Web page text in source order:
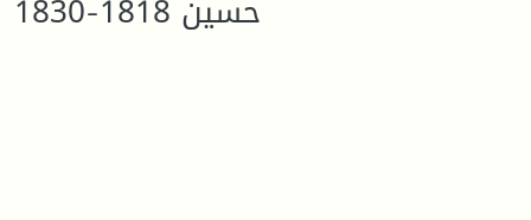
حسين 1818-1830